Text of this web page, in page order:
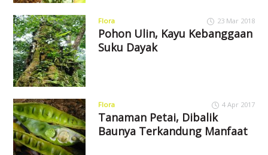
Flora 23 Mar 2018
Pohon Ulin, Kayu Kebanggaan
Suku Dayak
Flora 4 Apr 2017
Tanaman Petai, Dibalik
Baunya Terkandung Manfaat